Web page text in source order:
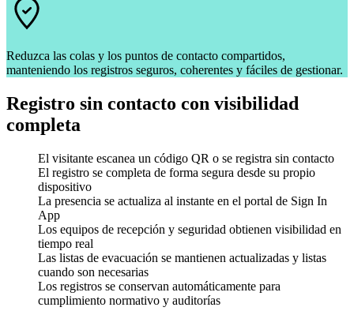
Reduzca las colas y los puntos de contacto compartidos,
manteniendo los registros seguros, coherentes y fáciles de gestionar.
Registro sin contacto con visibilidad
completa
El visitante escanea un código QR o se registra sin contacto
El registro se completa de forma segura desde su propio
dispositivo
La presencia se actualiza al instante en el portal de Sign In
App
Los equipos de recepción y seguridad obtienen visibilidad en
tiempo real
Las listas de evacuación se mantienen actualizadas y listas
cuando son necesarias
Los registros se conservan automáticamente para
cumplimiento normativo y auditorías